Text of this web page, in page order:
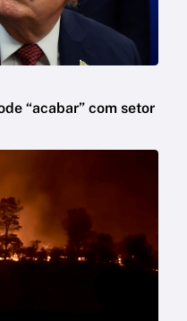
“acabar” com setor